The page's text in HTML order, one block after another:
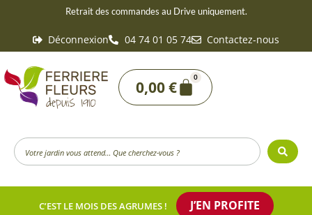
contenu
Retrait des commandes au Drive uniquement.
Déconnexion 04 74 01 05 74 Contactez-nous
0,00€
0
Panier
Search
...
C’EST LE MOIS DES AGRUMES ! J’EN PROFITE